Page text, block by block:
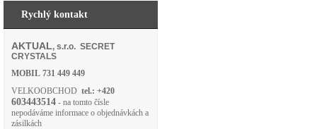
Rychlý kontakt
AKTUAL, s.r.o. SECRET
CRYSTALS
MOBIL 731 449 449
VELKOOBCHOD tel.: +420
603443514 - na tomto čísle
nepodáváme informace o objednávkách a
zásilkách